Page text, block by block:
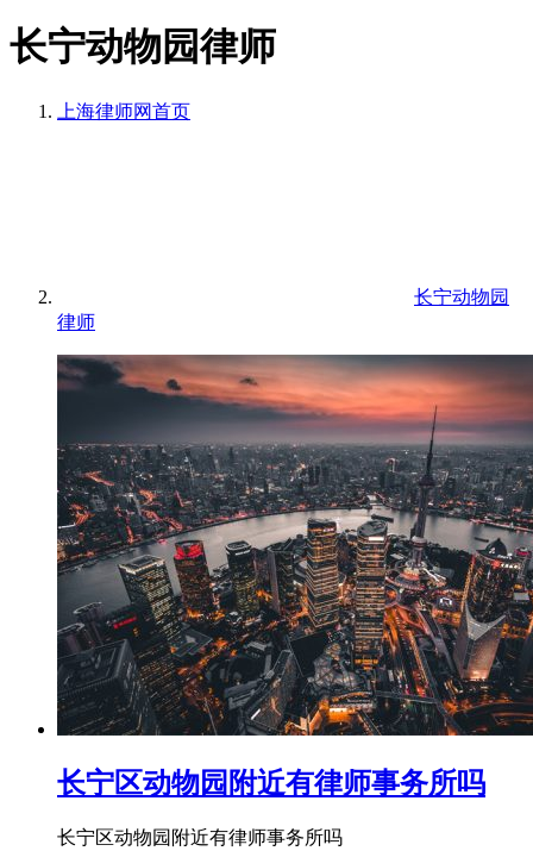
长宁动物园律师
上海律师网首页
长宁动物园
律师
长宁区动物园附近有律师事务所吗
长宁区动物园附近有律师事务所吗